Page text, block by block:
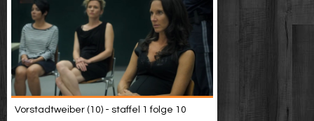
Vorstadtweiber (10) - staffel 1 folge 10